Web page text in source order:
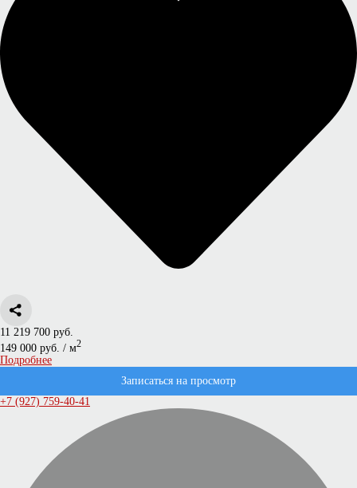
11 219 700 руб.
149 000 руб. / м2
Подробнее
Записаться на просмотр
+7 (927) 759-40-41